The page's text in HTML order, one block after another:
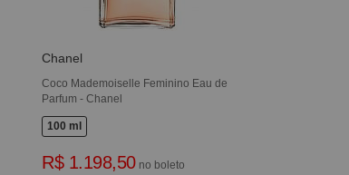
Chanel
Coco Mademoiselle Feminino Eau de
Parfum - Chanel
100 ml
R$ 1.198,50no boleto